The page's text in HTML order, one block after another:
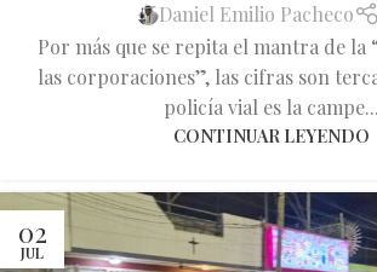
Daniel Emilio Pacheco
Por más que se repita el mantra de la
las corporaciones”, las cifras son
policía vial es la campe...
CONTINUAR LEYENDO
02
JUL